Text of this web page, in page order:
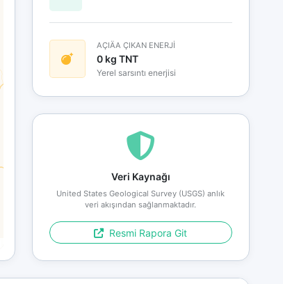
AÇIÄA ÇIKAN ENERJİ
0 kg TNT
Yerel sarsıntı enerjisi
Veri Kaynağı
United States Geological Survey (USGS) anlık
veri akışından sağlanmaktadır.
Resmi Rapora Git